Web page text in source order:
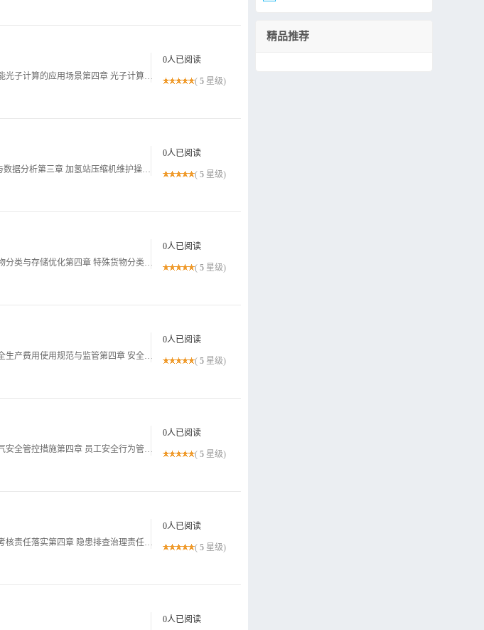
第一章 人工智能光子计算技术的背景与现状第二章 光子计算的核心技术突破第三章 人工智能光子计算的应用场景第四章 光子计算的技术挑战与突破方向第五章 光子计算的商业化路径第六章 人工智能光子计算的未来展望101第一章 人工智能光子计算技术的背
0人已阅读
( 5 星级)
第一章 加氢站压缩机运维管理安全管控的重要性与现状第二章 加氢站压缩机运行状态监测与数据分析第三章 加氢站压缩机维护操作规范与风险控制第四章 加氢站压缩机应急管理与处置第五章 加氢站压缩机全生命周期管理与数据分析第六章 加氢站压缩机运维安全
0人已阅读
( 5 星级)
第一章 仓储物流行业货物分类安全培训概述第二章 危险货物分类与安全管理第三章 普通货物分类与存储优化第四章 特殊货物分类与安全操作第五章 货物分类的应急响应与事故预防第六章 货物分类安全培训的评估与持续改进01第一章 仓储物流行业货物分类安
0人已阅读
( 5 星级)
第一章 市政工程安全生产费用使用培训概述第二章 安全生产费用预算编制与审批第三章 安全生产费用使用规范与监管第四章 安全生产费用使用审计与改进第五章 安全生产费用使用信息化管理第六章 安全生产费用使用培训总结与展望01第一章 市政工程安全生
0人已阅读
( 5 星级)
第一章 家纺车间绗缝机安全风险概述第二章 绗缝机安全防护装置优化方案第三章 绗缝机电气安全管控措施第四章 员工安全行为管控系统性方法第五章 绗缝机安全培训系统化方法第六章 绗缝机安全检查与隐患整改系统方法01第一章 家纺车间绗缝机安全风险概
0人已阅读
( 5 星级)
第一章 家具制造安全生产责任制概述第二章 生产现场安全责任划分实操第三章 安全培训与考核责任落实第四章 隐患排查治理责任体系构建第五章 应急管理与事故责任追溯第六章 家具制造安全文化培育与持续改进01第一章 家具制造安全生产责任制概述家具制
0人已阅读
( 5 星级)
0人已阅读
精品推荐